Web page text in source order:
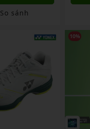
So sánh
10%